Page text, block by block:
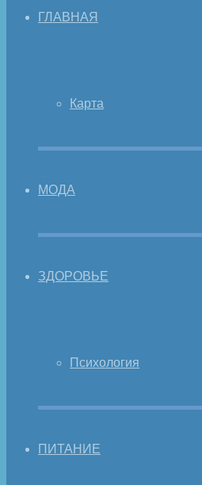
ГЛАВНАЯ
Карта
МОДА
ЗДОРОВЬЕ
Психология
ПИТАНИЕ